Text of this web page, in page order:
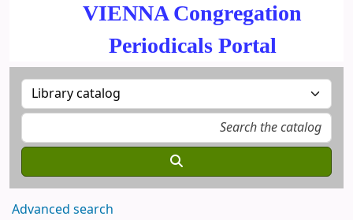
VIENNA Congregation
Periodicals Portal
Advanced search